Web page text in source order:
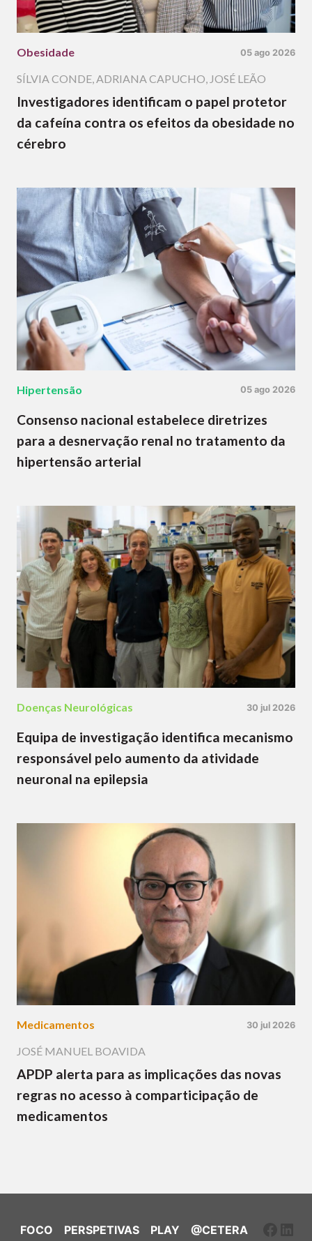
Obesidade 05 ago 2026
SÍLVIA CONDE,ADRIANA CAPUCHO, JOSÉ LEÃO
Investigadores identificam o papel protetor
da cafeína contra os efeitos da obesidade no
cérebro
Hipertensão 05 ago 2026
Consenso nacional estabelece diretrizes
para a desnervação renal no tratamento da
hipertensão arterial
Doenças Neurológicas 30 jul 2026
Equipa de investigação identifica mecanismo
responsável pelo aumento da atividade
neuronal na epilepsia
Medicamentos 30 jul 2026
JOSÉ MANUEL BOAVIDA
APDP alerta para as implicações das novas
regras no acesso à comparticipação de
medicamentos
FOCO PERSPETIVAS PLAY @CETERA